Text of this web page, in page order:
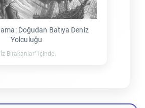
Doğudan Batıya Deniz
Yolculuğu
Bırakanlar" içinde